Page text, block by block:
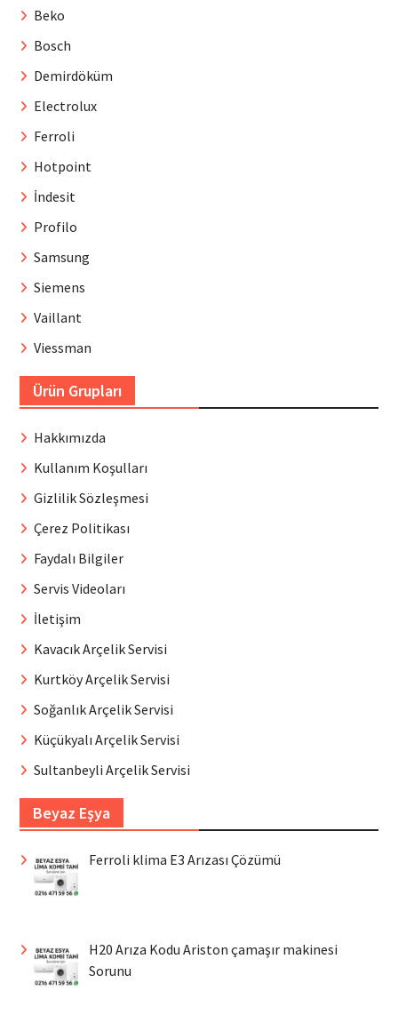
Beko
Bosch
Demirdöküm
Electrolux
Ferroli
Hotpoint
İndesit
Profilo
Samsung
Siemens
Vaillant
Viessman
Ürün Grupları
Hakkımızda
Kullanım Koşulları
Gizlilik Sözleşmesi
Çerez Politikası
Faydalı Bilgiler
Servis Videoları
İletişim
Kavacık Arçelik Servisi
Kurtköy Arçelik Servisi
Soğanlık Arçelik Servisi
Küçükyalı Arçelik Servisi
Sultanbeyli Arçelik Servisi
Beyaz Eşya
Ferroli klima E3 Arızası Çözümü
H20 Arıza Kodu Ariston çamaşır makinesi
Sorunu